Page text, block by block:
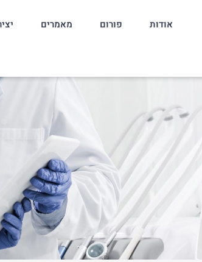
אודות פורום מאמרים